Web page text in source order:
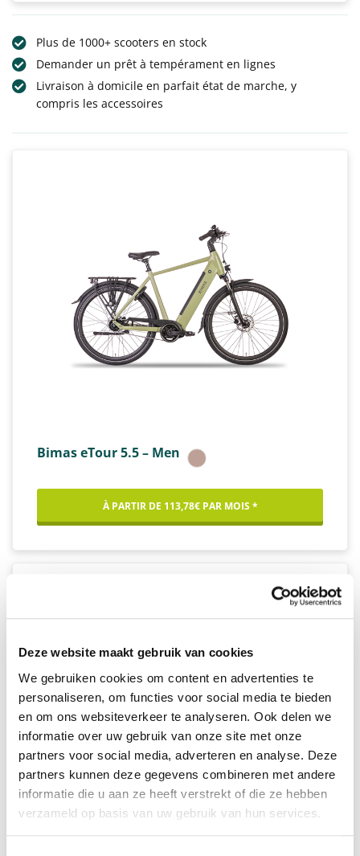
Deze website maakt gebruik van cookies
We gebruiken cookies om content en advertenties te
personaliseren, om functies voor social media te bieden
en om ons websiteverkeer te analyseren. Ook delen we
informatie over uw gebruik van onze site met onze
partners voor social media, adverteren en analyse. Deze
partners kunnen deze gegevens combineren met andere
informatie die u aan ze heeft verstrekt of die ze hebben
verzameld op basis van uw gebruik van hun services.
Plus de 1000+ scooters en stock
Demander un prêt à tempérament en lignes
Livraison à domicile en parfait état de marche, y
compris les accessoires
Bimas eTour 5.5 – Men
À PARTIR DE 113,78€ PAR MOIS *